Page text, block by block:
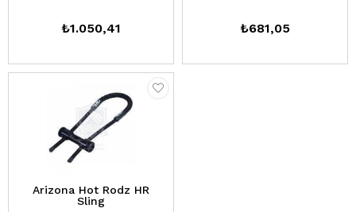
₺1.050,41 ₺681,05
Arizona Hot Rodz HR
Sling